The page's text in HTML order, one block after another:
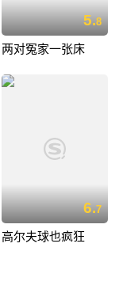
5.8
两对冤家一张床
6.7
高尔夫球也疯狂